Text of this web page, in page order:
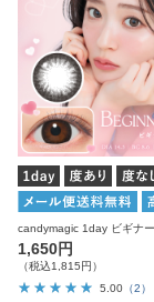
1,650円
（税込1,815円）
5.00 （2）